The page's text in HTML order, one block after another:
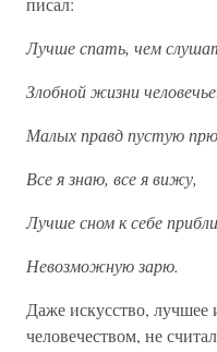
Лучше спать, чем
Злобной жизни
Малых правд пустую
Все я знаю, все я вижу,
Лучше сном к себе
Невозможную зарю.
Даже искусство, лучшее
человечеством, не